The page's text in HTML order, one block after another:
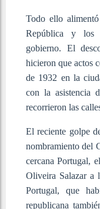
Todo ello
República y los
gobierno. El
hicieron que actos
de 1932 en la
con la asistencia
recorrieron las
El reciente golpe
nombramiento del
cercana Portugal,
Oliveira Salazar a
Portugal, que
republicana